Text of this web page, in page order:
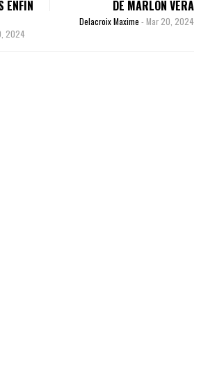
ENFIN
2024
DE MARLON VERA
Delacroix Maxime - Mar 20, 2024